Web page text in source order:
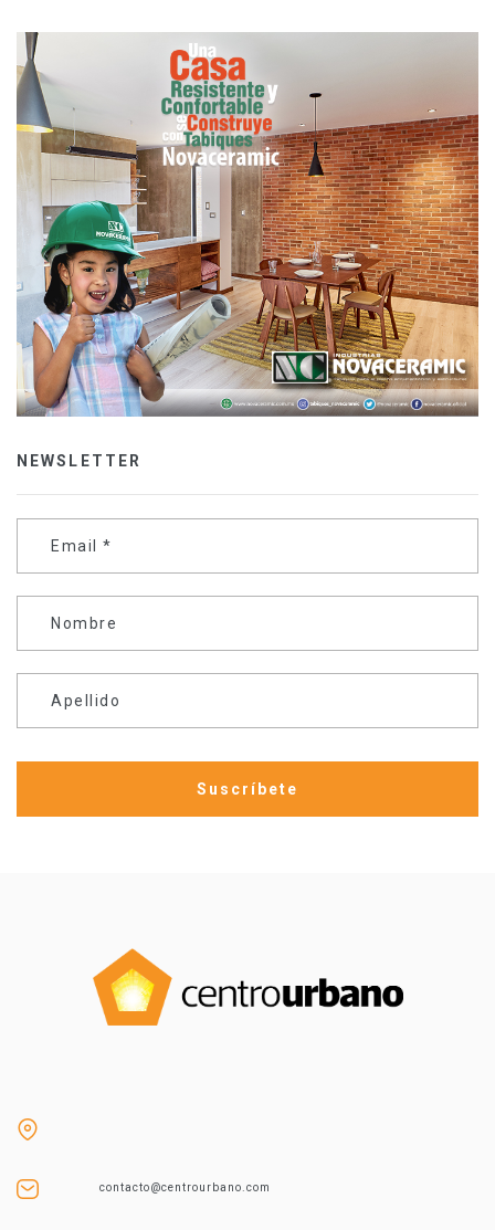
NEWSLETTER
Email *
Nombre
Apellido
contacto@centrourbano.com